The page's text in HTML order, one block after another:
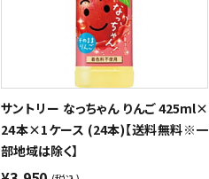
サントリー なっちゃん りんご 425ml×
24本×1ケース (24本)【送料無料※一
部地域は除く】